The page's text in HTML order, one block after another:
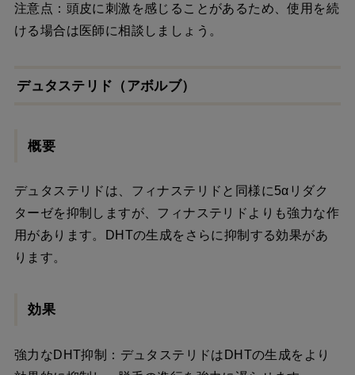
注意点：頭皮に刺激を感じることがあるため、使用を続
ける場合は医師に相談しましょう。
デュタステリド（アボルブ）
概要
デュタステリドは、フィナステリドと同様に5αリダク
ターゼを抑制しますが、フィナステリドよりも強力な作
用があります。DHTの生成をさらに抑制する効果があ
ります。
効果
強力なDHT抑制：デュタステリドはDHTの生成をより